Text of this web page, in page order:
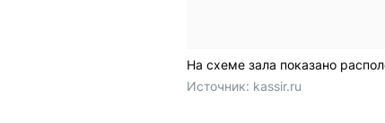
На схеме зала показано
Источник: kassir.ru